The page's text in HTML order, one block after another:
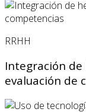
RRHH
Integración
evaluación de